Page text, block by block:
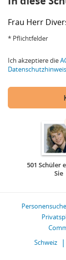
Frau Herr
* Pflichtfelder
Ich akzeptiere die
501 Schüler
Sie
Personensuche
Schweiz